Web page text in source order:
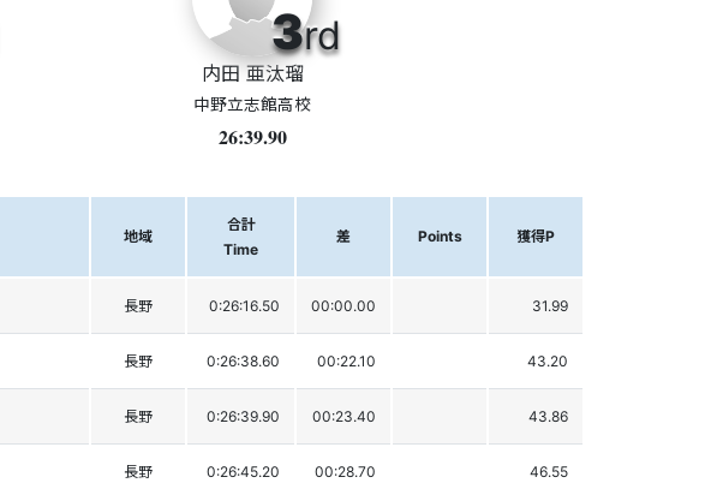
3rd
内田 亜汰瑠
中野立志館高校
26:39.90
地域
合計
Time
差 Points 獲得P
長野 0:26:16.50 00:00.00 31.99
長野 0:26:38.60 00:22.10 43.20
長野 0:26:39.90 00:23.40 43.86
長野 0:26:45.20 00:28.70 46.55